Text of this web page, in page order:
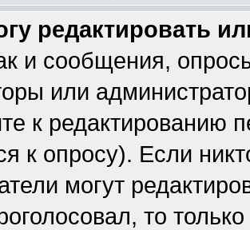
редактировать
и сообщения,
или
к редактированию
к опросу). Если
могут
то